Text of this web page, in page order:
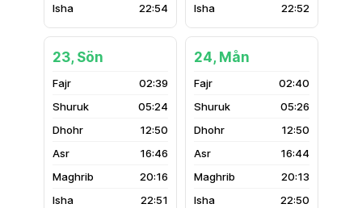
22:54
22:52
23, Sön
02:39
05:24
12:50
16:46
20:16
22:51
24, Mån
02:40
05:26
12:50
16:44
20:13
22:50